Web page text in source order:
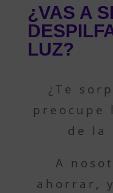
¿VAS A
LUZ?
¿Te
preocupe
de la
A
ahorrar,